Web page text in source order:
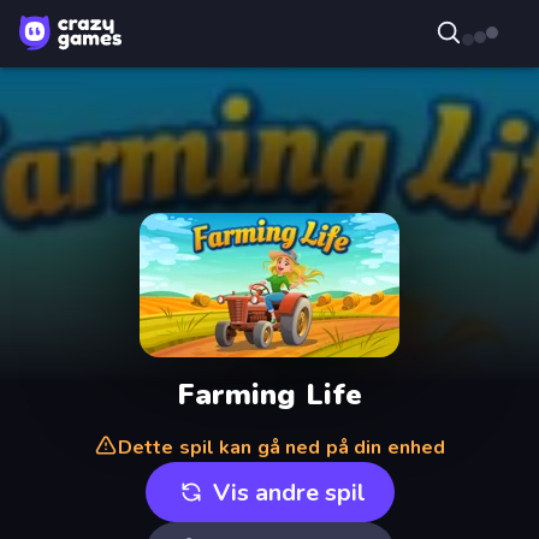
Farming Life
Dette spil kan gå ned på din enhed
Vis andre spil